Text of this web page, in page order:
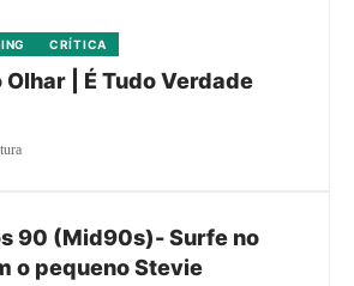
CRÍTICA
| É Tudo Verdade
90 (Mid90s)- Surfe no
o pequeno Stevie